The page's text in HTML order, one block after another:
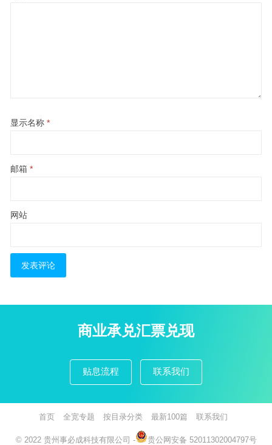
显示名称 *
邮箱 *
网站
商业承兑汇票兑现
贴息流程 联系我们
首页 全宽专题 按目录分类 最新100篇 联系我们
© 2022 贵州事必成科技有限公司 - 贵公网安备 52011302004797号